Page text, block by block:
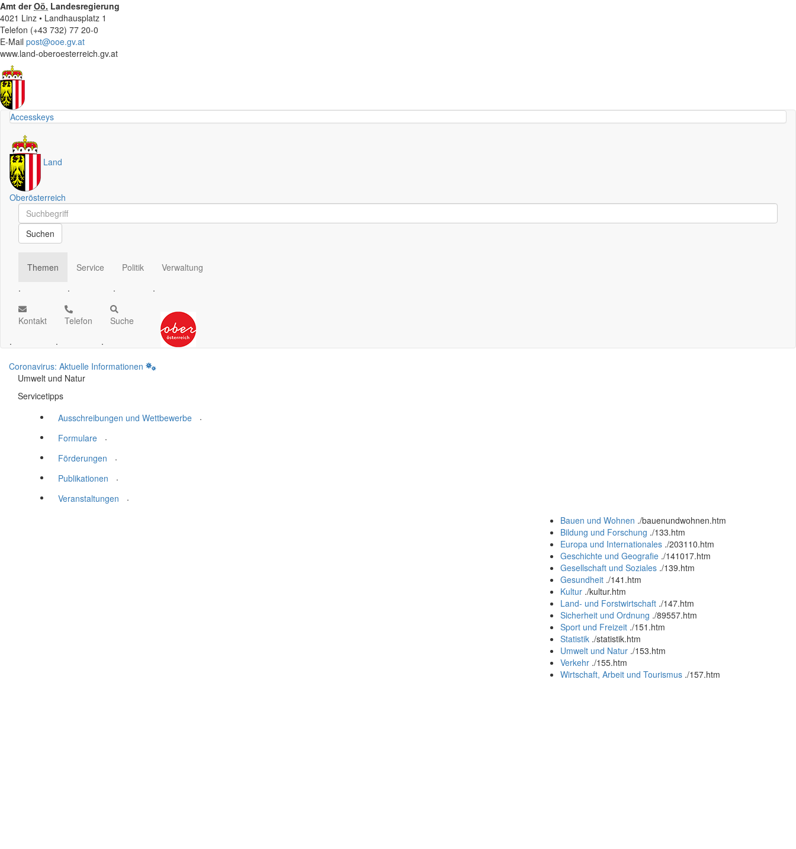
Amt derOö. Landesregierung
4021 Linz • Landhausplatz 1
Telefon (+43 732) 77 20-0
E-Mail post@ooe.gv.at
www.land-oberoesterreich.gv.at
Accesskeys
Land
Oberösterreich
Schnellsuche
Schnellsuche
Suchen
Themen
.
Service
.
Politik
.
Verwaltung
.
Kontakt
.
Telefon
.
Suche
.
Coronavirus: Aktuelle Informationen
Umwelt und Natur
Servicetipps
Ausschreibungen und Wettbewerbe
.
Formulare
.
Förderungen
.
Publikationen
.
Veranstaltungen
.
Bauen und Wohnen ./bauenundwohnen.htm
Bildung und Forschung ./133.htm
Europa und Internationales ./203110.htm
Geschichte und Geografie ./141017.htm
Gesellschaft und Soziales ./139.htm
Gesundheit ./141.htm
Kultur ./kultur.htm
Land- und Forstwirtschaft ./147.htm
Sicherheit und Ordnung ./89557.htm
Sport und Freizeit ./151.htm
Statistik ./statistik.htm
Umwelt und Natur ./153.htm
Verkehr ./155.htm
Wirtschaft, Arbeit und Tourismus ./157.htm